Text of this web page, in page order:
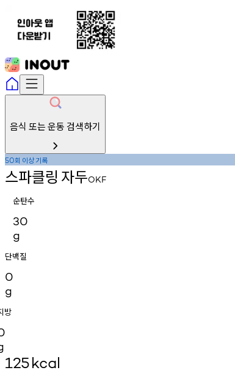
음식 또는 운동 검색하기
50회 이상기록
스파클링 자두OKF
순탄수
30
g
단백질
0
g
방
125kcal